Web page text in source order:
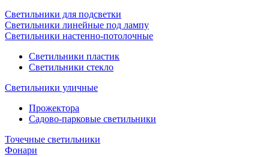
Светильники для подсветки
Светильники линейные под лампу
Светильники настенно-потолочные
Светильники плаcтик
Светильники стекло
Светильники уличные
Прожектора
Садово-парковые светильники
Точечные светильники
Фонари